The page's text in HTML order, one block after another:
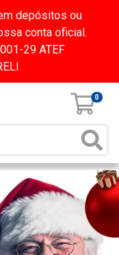
depósitos ou
conta oficial.
29 ATEF
0